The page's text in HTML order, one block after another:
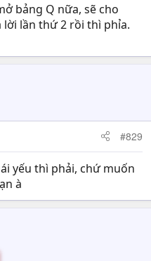
bảng Q nữa, sẽ cho
lần thứ 2 rồi thì phỉa.
#829
yếu thì phải, chứ muốn
à